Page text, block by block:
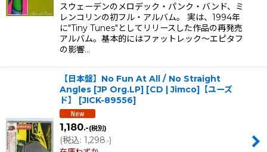
スウェーデンのメロデック・パンク・バンド、ミ
レンコリンの初フル・アルバム。 実は、1994年
に"Tiny Tunes"としてリリースした作品の再発売
アルバム。基本的にはファットレック〜エピタフ
の影響…
【日本盤】No Fun At All / No Straight
Angles [JP Org.LP] [CD | Jimco]【ユーズ
ド】
[JICK-89556]
1,180.-(税別)
(税込: 1,298 .-)